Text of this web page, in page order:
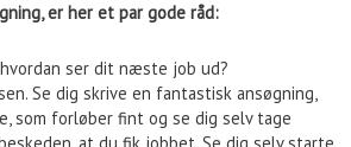
er her et par gode råd:
ser dit næste job ud?
Se dig skrive en fantastisk ansøgning,
som forløber fint og se dig selv tage
at du fik jobbet. Se dig selv starte